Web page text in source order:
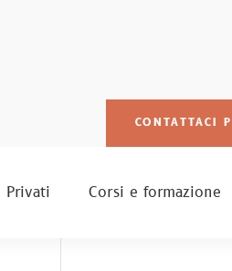
CONTATTACI
Privati Corsi e formazione